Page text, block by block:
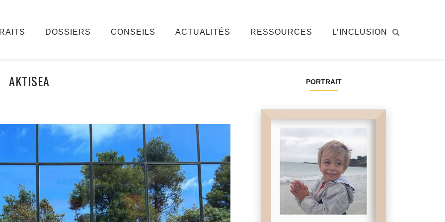
DOSSIERS CONSEILS ACTUALITÉS RESSOURCES L’INCLUSION
AKTISEA PORTRAIT